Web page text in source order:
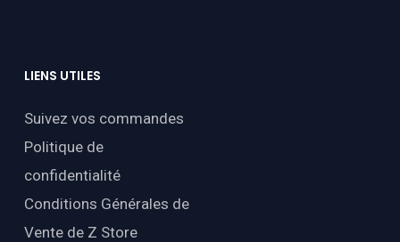
LIENS UTILES
Suivez vos commandes
Politique de
confidentialité
Conditions Générales de
Vente de Z Store